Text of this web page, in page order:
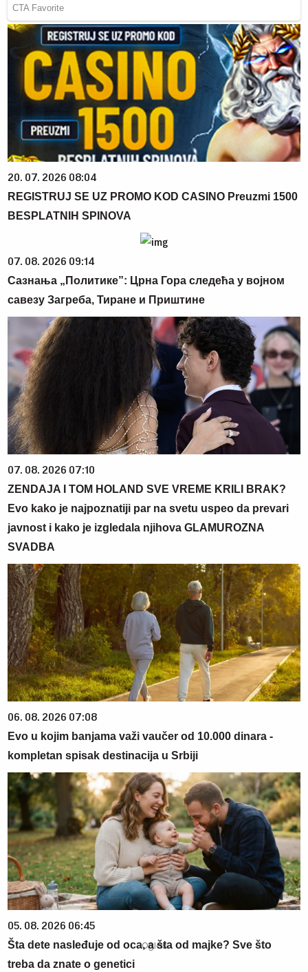
20. 07. 2026 08:04
REGISTRUJ SE UZ PROMO KOD CASINO Preuzmi 1500
BESPLATNIH SPINOVA
07. 08. 2026 09:14
Сазнања „Политике”: Црна Гора следећа у војном
савезу Загреба, Тиране и Приштине
07. 08. 2026 07:10
ZENDAJA I TOM HOLAND SVE VREME KRILI BRAK?
Evo kako je najpoznatiji par na svetu uspeo da prevari
javnost i kako je izgledala njihova GLAMUROZNA
SVADBA
06. 08. 2026 07:08
Evo u kojim banjama važi vaučer od 10.000 dinara -
kompletan spisak destinacija u Srbiji
05. 08. 2026 06:45
Šta dete nasleđuje od oca, a šta od majke? Sve što
treba da znate o genetici